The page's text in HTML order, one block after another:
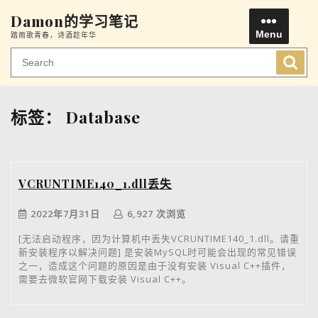
to
content
Damon的学习笔记
踏雨歌青春，诗酒趁年华 Menu
标签： Database
VCRUNTIME140_1.dll丢失
2022年7月31日
6,927 次浏览
[无法启动程序，因为计算机中丢失VCRUNTIME140_1.dll。请重
新安装程序以解决问题] 是安装MySQL时可能会出现的常见错误
之一，造成这个问题的原因是由于没有安装 Visual C++插件，
需要去微软官网下载安装 Visual C++。